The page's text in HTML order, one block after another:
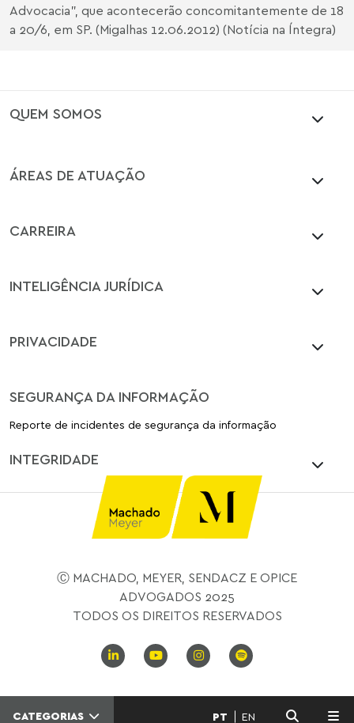
Advocacia", que acontecerão concomitantemente de 18
a 20/6, em SP. (Migalhas 12.06.2012) (Notícia na Íntegra)
QUEM SOMOS
ÁREAS DE ATUAÇÃO
CARREIRA
INTELIGÊNCIA JURÍDICA
PRIVACIDADE
SEGURANÇA DA INFORMAÇÃO
Reporte de incidentes de segurança da informação
INTEGRIDADE
Ⓒ MACHADO, MEYER, SENDACZ E OPICE
ADVOGADOS 2025
TODOS OS DIREITOS RESERVADOS
CATEGORIAS PT EN